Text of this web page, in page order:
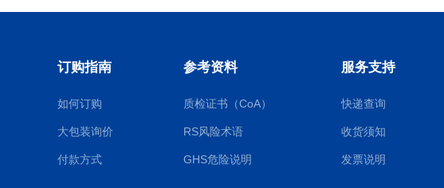
订购指南
如何订购
大包装询价
付款方式
参考资料
质检证书（CoA）
RS风险术语
GHS危险说明
服务支持
快递查询
收货须知
发票说明